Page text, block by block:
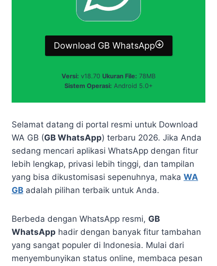
Download GB WhatsApp
Versi: v18.70 Ukuran File: 78MB
Sistem Operasi: Android 5.0+
Selamat datang di portal resmi untuk Download
WA GB (GB WhatsApp) terbaru 2026. Jika Anda
sedang mencari aplikasi WhatsApp dengan fitur
lebih lengkap, privasi lebih tinggi, dan tampilan
yang bisa dikustomisasi sepenuhnya, maka WA
GB adalah pilihan terbaik untuk Anda.
Berbeda dengan WhatsApp resmi, GB
WhatsApp hadir dengan banyak fitur tambahan
yang sangat populer di Indonesia. Mulai dari
menyembunyikan status online, membaca pesan